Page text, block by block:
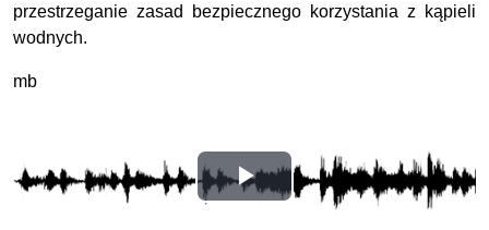
przestrzeganie zasad bezpiecznego korzystania z kąpieli
wodnych.
mb
Odtwórz